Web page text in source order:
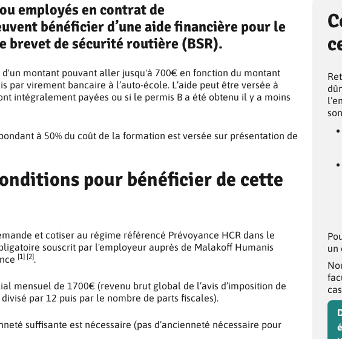
employés en contrat de
bénéficier d’une aide financière pour le
brevet de sécurité routière (BSR).
d'un montant pouvant aller jusqu'à 700€ en fonction du montant
par virement bancaire à l’auto-école. L’aide peut être versée à
intégralement payées ou si le permis B a été obtenu il y a moins
à 50% du coût de la formation est versée sur présentation de
pour bénéficier de cette
et cotiser au régime référencé Prévoyance HCR dans le
souscrit par l'employeur auprès de Malakoff Humanis
[1] [2].
mensuel de 1700€ (revenu brut global de l’avis d’imposition de
par 12 puis par le nombre de parts fiscales).
suffisante est nécessaire (pas d’ancienneté nécessaire pour
un